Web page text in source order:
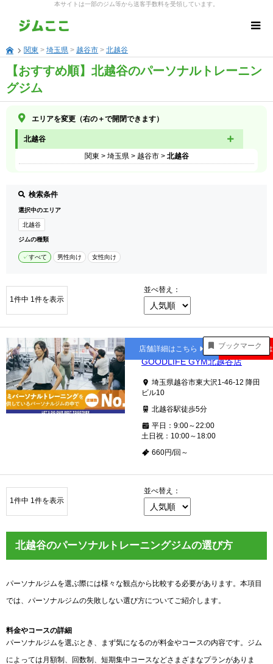
本サイトは一部のジム等から送客手数料を受領しています。
関東 >埼玉県 > 越谷市 >北越谷
【おすすめ順】北越谷のパーソナルトレーニン
グジム
エリアを変更（右の＋で開閉できます）
北越谷
関東 > 埼玉県> 越谷市> 北越谷
検索条件
選択中のエリア
北越谷
ジムの種類
すべて 男性向け 女性向け
1件中 1件を表示
並べ替え：
ブックマーク
北越谷
GOODLIFE GYM北越谷店
埼玉県越谷市東大沢1-46-12 降田
ビル10
北越谷駅徒歩5分
平日：9:00～22:00
土日祝：10:00～18:00
660円/回～
店舗詳細はこちら 公式サイト
1件中 1件を表示
並べ替え：
北越谷のパーソナルトレーニングジムの選び方
パーソナルジムを選ぶ際には様々な観点から比較する必要があります。本項目
では、パーソナルジムの失敗しない選び方についてご紹介します。
料金やコースの詳細
パーソナルジムを選ぶとき、まず気になるのが料金やコースの内容です。ジム
によっては月額制、回数制、短期集中コースなどさまざまなプランがありま